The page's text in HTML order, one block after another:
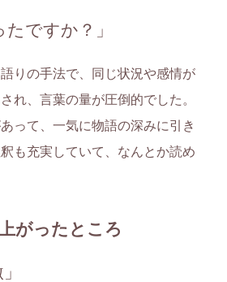
たですか？」
語りの手法で、同じ状況や感情が
れ、言葉の量が圧倒的でした。
って、一気に物語の深みに引き
も充実していて、なんとか読め
がったところ